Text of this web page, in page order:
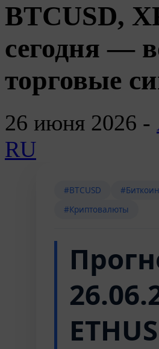
BTCUSD,
сегодня —
торговые
26 июня 2026 -
RU
#BTCUSD #Биткоин
#Криптовалюты